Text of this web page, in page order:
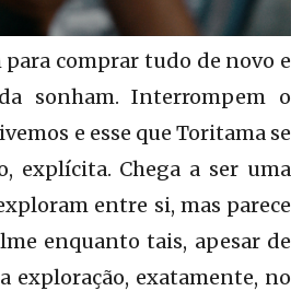
comprar tudo de novo e
sonham. Interrompem o
e esse que Toritama se
explícita. Chega a ser uma
entre si, mas parece
enquanto tais, apesar de
exploração, exatamente, no